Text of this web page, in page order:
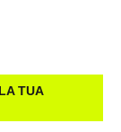
TUA